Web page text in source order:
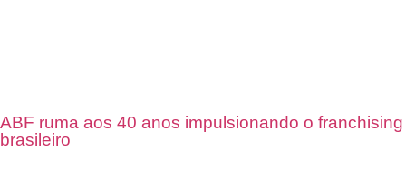
ABF ruma aos 40 anos impulsionando o franchising
brasileiro